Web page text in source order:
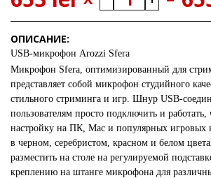
ОПИСАНИЕ:
USB-микрофон Arozzi Sfera
Микрофон Sfera, оптимизированный для
представляет собой микрофон студийного
стильного стриминга и игр. Шнур USB-
пользователям просто подключить и
настройку на ПК, Mac и популярных игровых
в черном, серебристом, красном и белом
разместить на столе на регулируемой
креплению на штанге микрофона для